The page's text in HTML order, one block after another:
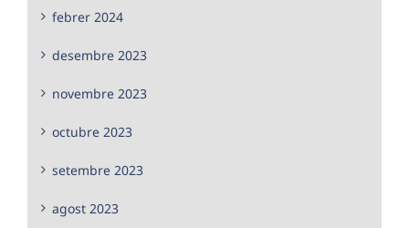
febrer 2024
desembre 2023
novembre 2023
octubre 2023
setembre 2023
agost 2023